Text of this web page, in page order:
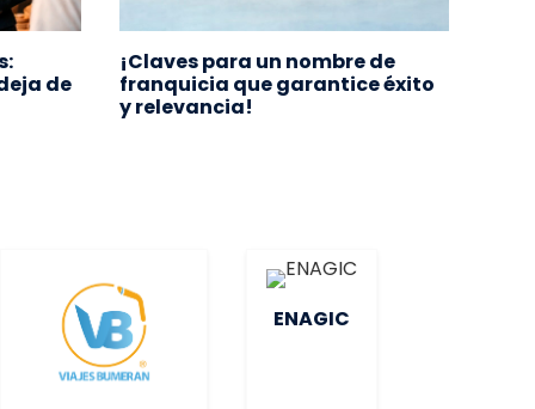
de
¡Claves para un nombre de
franquicia que garantice éxito
y relevancia!
ENAGIC